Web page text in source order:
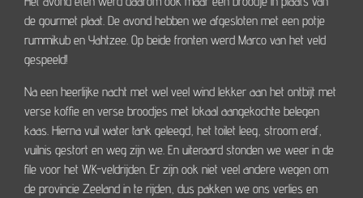
de gourmet plaat. De avond hebben we afgesloten met een potje
rummikub en Yahtzee. Op beide fronten werd Marco van het veld
gespeeld!
Na een heerlijke nacht met wel veel wind lekker aan het ontbijt met
verse koffie en verse broodjes met lokaal aangekochte belegen
kaas. Hierna vuil water tank geleegd, het toilet leeg, stroom eraf,
vuilnis gestort en weg zijn we. En uiteraard stonden we weer in de
file voor het WK-veldrijden. Er zijn ook niet veel andere wegen om
de provincie Zeeland in te rijden, dus pakken we ons verlies en